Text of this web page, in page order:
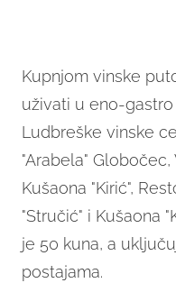
Kupnjom vinske
uživati u eno-
Ludbreške vinske
"Arabela" Globočec,
Kušaona "Kirić",
"Stručić" i Kušaona
je 50 kuna, a
postajama.